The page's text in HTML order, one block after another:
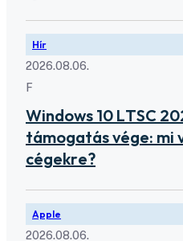
Hír
2026.08.06.
F
Windows 10 LTSC
támogatás vége: mi
cégekre?
Apple
2026.08.06.